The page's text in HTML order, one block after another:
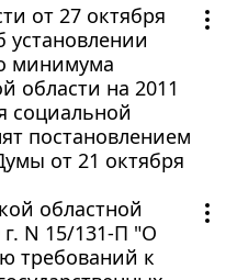
от 27 октября
установлении
минимума
области на 2011
социальной
постановлением
от 21 октября
областной
N 15/131-П "О
требований к